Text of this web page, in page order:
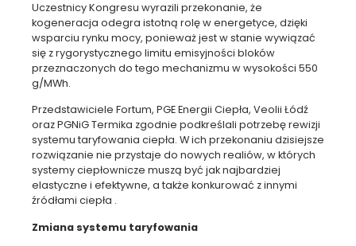
Uczestnicy Kongresu wyrazili przekonanie, że
kogeneracja odegra istotną rolę w energetyce, dzięki
wsparciu rynku mocy, ponieważ jest w stanie wywiązać
się z rygorystycznego limitu emisyjności bloków
przeznaczonych do tego mechanizmu w wysokości 550
g/MWh.
Przedstawiciele Fortum, PGE Energii Ciepła, Veolii Łódź
oraz PGNiG Termika zgodnie podkreślali potrzebę rewizji
systemu taryfowania ciepła. W ich przekonaniu dzisiejsze
rozwiązanie nie przystaje do nowych realiów, w których
systemy ciepłownicze muszą być jak najbardziej
elastyczne i efektywne, a także konkurować z innymi
źródłami ciepła .
Zmiana systemu taryfowania